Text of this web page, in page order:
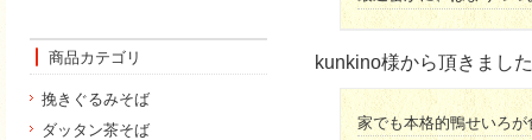
kunkino様から頂きまし
家でも本格的鴨せいろ
商品カテゴリ
挽きぐるみそば
ダッタン茶そば